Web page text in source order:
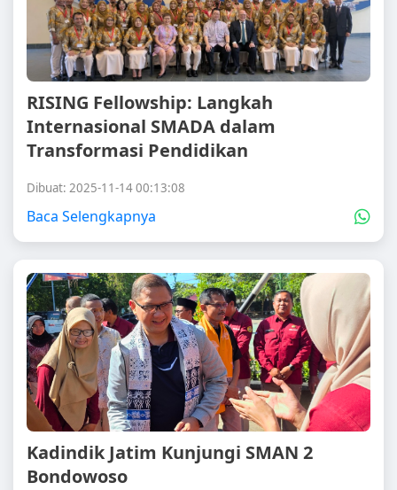
RISING Fellowship: Langkah
Internasional SMADA dalam
Transformasi Pendidikan
Dibuat: 2025-11-14 00:13:08
Baca Selengkapnya
Kadindik Jatim Kunjungi SMAN 2
Bondowoso